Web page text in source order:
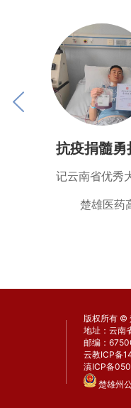
抗疫捐髓勇
青年历练
记云南省优秀
楚雄医药
版权所有 ©
地址：云南
邮编：
云教ICP备
滇ICP备
楚雄州